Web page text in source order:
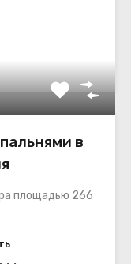
в
площадью 266